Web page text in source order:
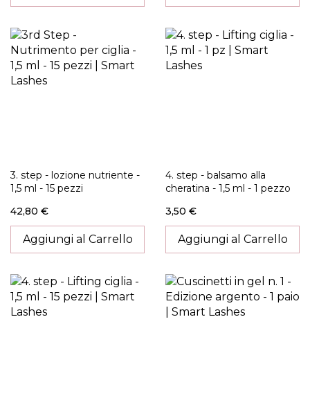
3. step - lozione nutriente -
1,5 ml - 15 pezzi
42,80 €
Aggiungi al Carrello
4. step - balsamo alla
cheratina - 1,5 ml - 1 pezzo
3,50 €
Aggiungi al Carrello